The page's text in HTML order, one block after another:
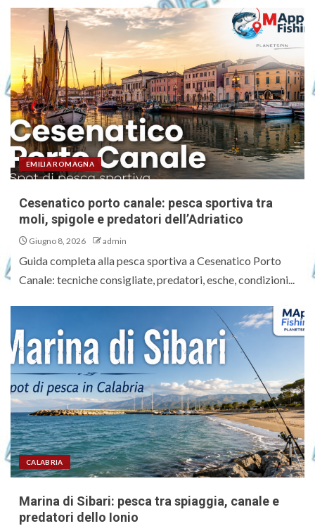
EMILIA ROMAGNA
Cesenatico porto canale: pesca sportiva tra
moli, spigole e predatori dell’Adriatico
Giugno 8, 2026 admin
Guida completa alla pesca sportiva a Cesenatico Porto
Canale: tecniche consigliate, predatori, esche, condizioni...
CALABRIA
Marina di Sibari: pesca tra spiaggia, canale e
predatori dello Ionio